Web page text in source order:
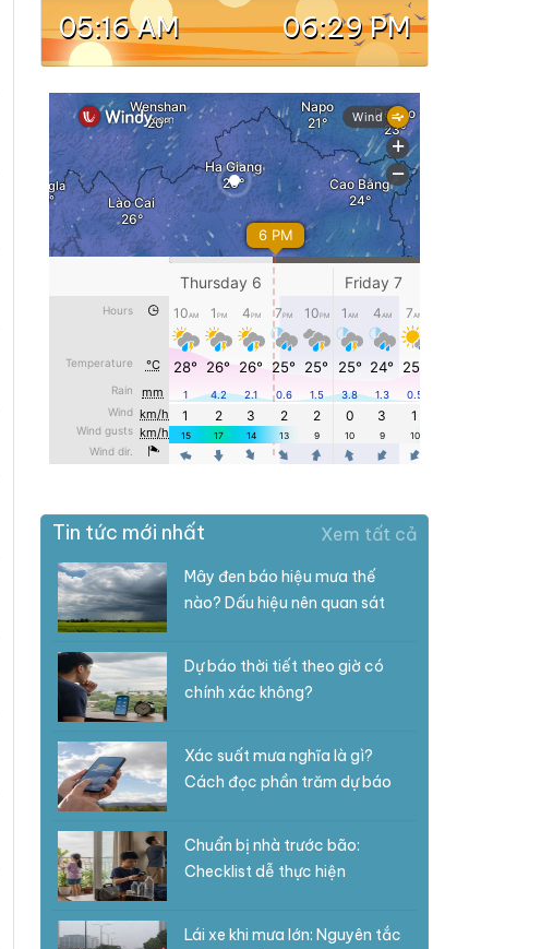
05:16 AM 06:29 PM
Tin tức mới nhất Xem tất cả
Mây đen báo hiệu mưa thế
nào? Dấu hiệu nên quan sát
Dự báo thời tiết theo giờ có
chính xác không?
Xác suất mưa nghĩa là gì?
Cách đọc phần trăm dự báo
Chuẩn bị nhà trước bão:
Checklist dễ thực hiện
Lái xe khi mưa lớn: Nguyên tắc